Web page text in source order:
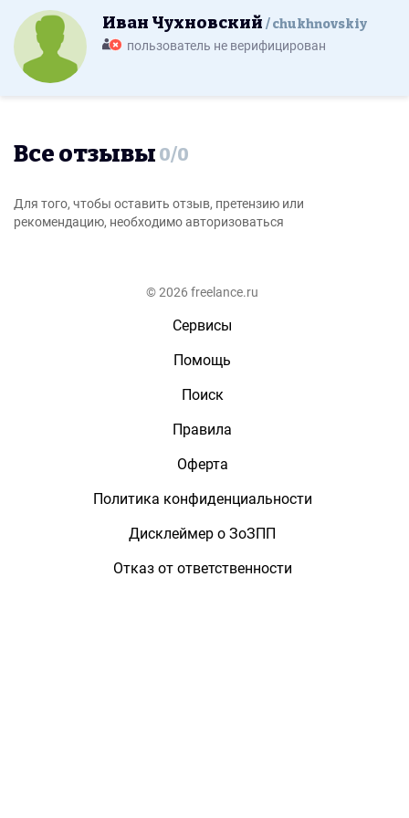
Иван Чухновский chukhnovskiy
пользователь не верифицирован
Все отзывы 0/0
Для того, чтобы оставить отзыв, претензию или
рекомендацию, необходимо авторизоваться
© 2026 freelance.ru
Сервисы
Помощь
Поиск
Правила
Оферта
Политика конфиденциальности
Дисклеймер о ЗоЗПП
Отказ от ответственности